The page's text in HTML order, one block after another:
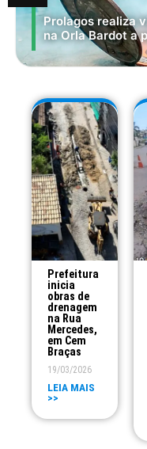
Prolagos realiza
na Orla Bardot a
Prefeitura
inicia
obras de
drenagem
na Rua
Mercedes,
em Cem
Braças
19/03/2026
LEIA MAIS
>>